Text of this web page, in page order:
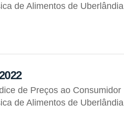
de Alimentos de Uberlândia
de Preços ao Consumidor
de Alimentos de Uberlândia